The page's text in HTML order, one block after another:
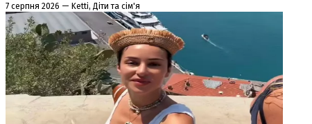
7 серпня 2026 — Ketti, Діти та сім'я